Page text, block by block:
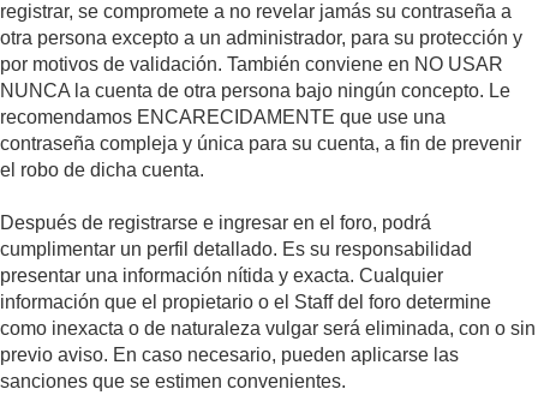
registrar, se compromete a no revelar jamás su contraseña a
otra persona excepto a un administrador, para su protección y
por motivos de validación. También conviene en NO USAR
NUNCA la cuenta de otra persona bajo ningún concepto. Le
recomendamos ENCARECIDAMENTE que use una
contraseña compleja y única para su cuenta, a fin de prevenir
el robo de dicha cuenta.
Después de registrarse e ingresar en el foro, podrá
cumplimentar un perfil detallado. Es su responsabilidad
presentar una información nítida y exacta. Cualquier
información que el propietario o el Staff del foro determine
como inexacta o de naturaleza vulgar será eliminada, con o sin
previo aviso. En caso necesario, pueden aplicarse las
sanciones que se estimen convenientes.